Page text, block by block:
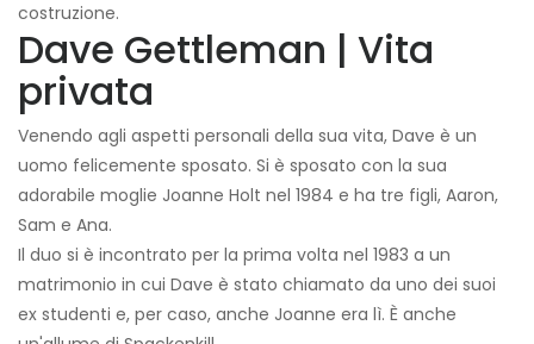
costruzione.
Dave Gettleman | Vita
privata
Venendo agli aspetti personali della sua vita, Dave è un
uomo felicemente sposato. Si è sposato con la sua
adorabile moglie Joanne Holt nel 1984 e ha tre figli, Aaron,
Sam e Ana.
Il duo si è incontrato per la prima volta nel 1983 a un
matrimonio in cui Dave è stato chiamato da uno dei suoi
ex studenti e, per caso, anche Joanne era lì. È anche